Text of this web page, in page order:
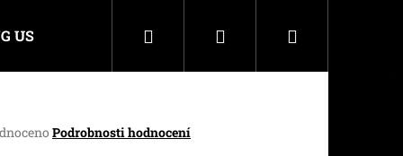
US Hledat PřihlášeníNákupní
Podrobnosti hodnocení